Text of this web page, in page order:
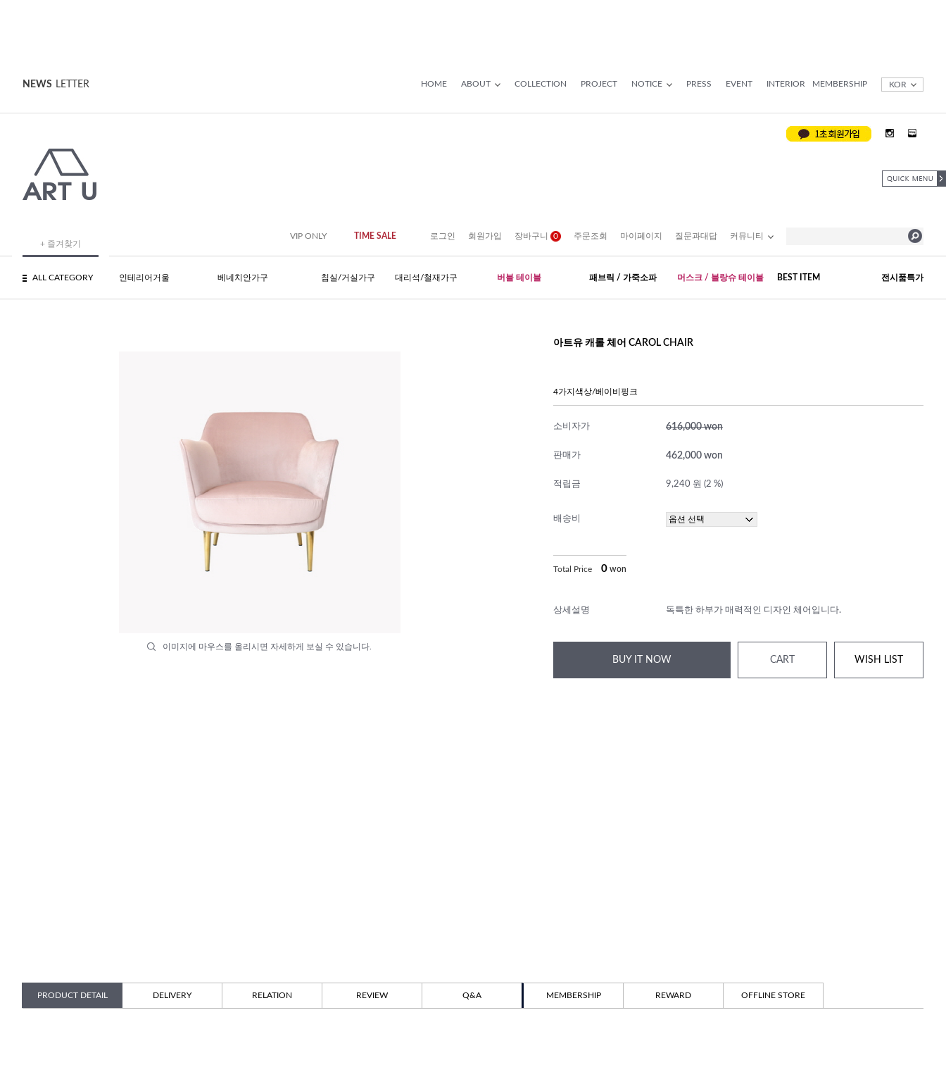
NEWS LETTER HOME ABOUT COLLECTION PROJECT NOTICE PRESS EVENT INTERIOR MEMBERSHIP KOR
+ 즐겨찾기
VIP ONLY TIME SALE 로그인 회원가입 장바구니 0 주문조회 마이페이지 질문과대답 커뮤니티
ALL CATEGORY 인테리어거울 베네치안가구 침실/거실가구 대리석/철재가구 버블 테이블 패브릭 / 가죽소파 머스크 / 블랑슈 테이블 BEST ITEM 전시품특가
이미지에 마우스를 올리시면 자세하게 보실 수 있습니다.
아트유 캐롤 체어 CAROL CHAIR
4가지색상/베이비핑크
소비자가 616,000 won
판매가 462,000 won
적립금 9,240 원 (2 %)
배송비
Total Price 0 won
상세설명 독특한 하부가 매력적인 디자인 체어입니다.
BUY IT NOW CART WISH LIST
PRODUCT DETAIL DELIVERY RELATION REVIEW Q&A MEMBERSHIP REWARD OFFLINE STORE